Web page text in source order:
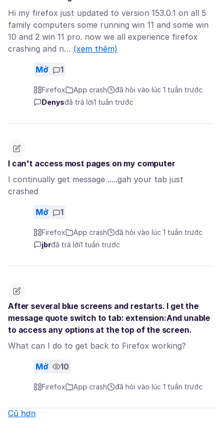
Hi my firefox just updated to version 153.0.1 on all 5
family computers some running win 11 and some win
10 and 2 win 11 pro. now we all experience firefox
crashing and n… (xem thêm)
Mở 1
Firefox App crash
đã hỏi vào lúc 1 tuần trước
Denysđã trả lời1 tuần trước
I can't access most pages on my computer
I continually get message .....gah your tab just
crashed
Mở 1
Firefox App crash
đã hỏi vào lúc 1 tuần trước
jbrđã trả lời1 tuần trước
After several blue screens and restarts. I get the
message quote switch to tab: extension:And unable
to access any options at the top of the screen.
What can I do to get back to Firefox working?
Mở 10
Firefox App crash đã hỏi vào lúc 1 tuần trước
Cũ hơn